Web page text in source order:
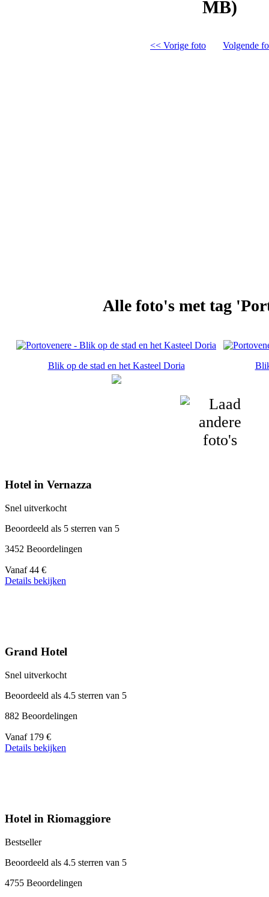
MB)
<< Vorige foto Volgende
Alle foto's met tag
Blik op de stad en het Kasteel Doria
Hotel in Vernazza
Snel uitverkocht
Beoordeeld als 5 sterren van 5
3452 Beoordelingen
Prijs
vanaf
Vanaf 44 €
Details bekijken
Grand Hotel
Snel uitverkocht
Beoordeeld als 4.5 sterren van 5
882 Beoordelingen
Prijs
vanaf
Vanaf 179 €
Details bekijken
Hotel in Riomaggiore
Bestseller
Beoordeeld als 4.5 sterren van 5
4755 Beoordelingen